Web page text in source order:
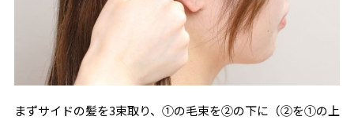
まずサイドの髪を3束取り、①の毛束を②の下に（②を①の上